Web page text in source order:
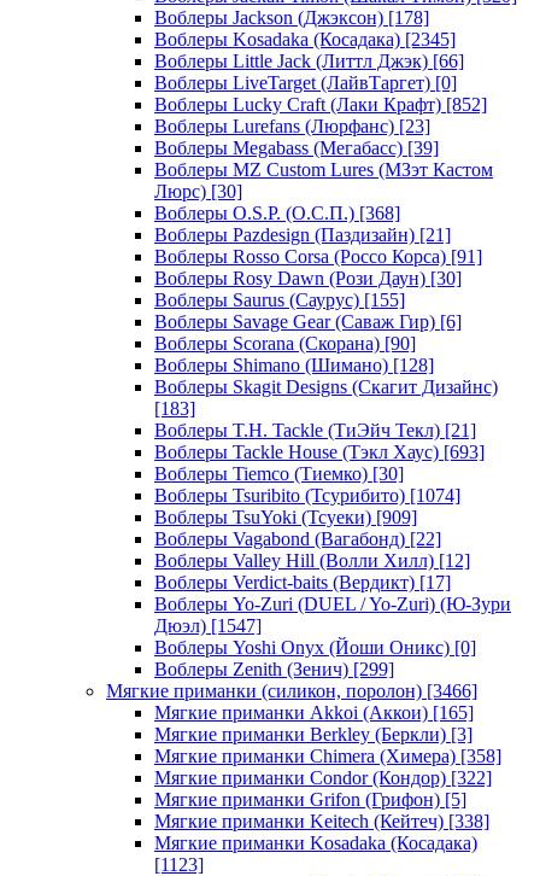
Воблеры Jackson (Джэксон) [178]
Воблеры Kosadaka (Косадака) [2345]
Воблеры Little Jack (Литтл Джэк) [66]
Воблеры LiveTarget (ЛайвТаргет) [0]
Воблеры Lucky Craft (Лаки Крафт) [852]
Воблеры Lurefans (Люрфанс) [23]
Воблеры Megabass (Мегабасс) [39]
Воблеры MZ Custom Lures (МЗэт Кастом
Люрс) [30]
Воблеры O.S.P. (О.С.П.) [368]
Воблеры Pazdesign (Паздизайн) [21]
Воблеры Rosso Corsa (Россо Корса) [91]
Воблеры Rosy Dawn (Рози Даун) [30]
Воблеры Saurus (Саурус) [155]
Воблеры Savage Gear (Саваж Гир) [6]
Воблеры Scorana (Скорана) [90]
Воблеры Shimano (Шимано) [128]
Воблеры Skagit Designs (Скагит Дизайнс)
[183]
Воблеры T.H. Tackle (ТиЭйч Текл) [21]
Воблеры Tackle House (Тэкл Хаус) [693]
Воблеры Tiemco (Тиемко) [30]
Воблеры Tsuribito (Тсурибито) [1074]
Воблеры TsuYoki (Тсуеки) [909]
Воблеры Vagabond (Вагабонд) [22]
Воблеры Valley Hill (Волли Хилл) [12]
Воблеры Verdict-baits (Вердикт) [17]
Воблеры Yo-Zuri (DUEL / Yo-Zuri) (Ю-Зури
Дюэл) [1547]
Воблеры Yoshi Onyx (Йоши Оникс) [0]
Воблеры Zenith (Зенич) [299]
Мягкие приманки (силикон, поролон) [3466]
Мягкие приманки Akkoi (Аккои) [165]
Мягкие приманки Berkley (Беркли) [3]
Мягкие приманки Chimera (Химера) [358]
Мягкие приманки Condor (Кондор) [322]
Мягкие приманки Grifon (Грифон) [5]
Мягкие приманки Keitech (Кейтеч) [338]
Мягкие приманки Kosadaka (Косадака)
[1123]